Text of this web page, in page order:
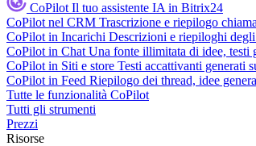
CoPilot Il tuo assistente IA in Bitrix24
CoPilot nel CRM Trascrizione e riepilogo
CoPilot in Incarichi Descrizioni e riepiloghi
CoPilot in Chat Una fonte illimitata di idee, testi
CoPilot in Siti e store Testi accattivanti generati
CoPilot in Feed Riepilogo dei thread, idee
Tutte le funzionalità CoPilot
Tutti gli strumenti
Prezzi
Risorse